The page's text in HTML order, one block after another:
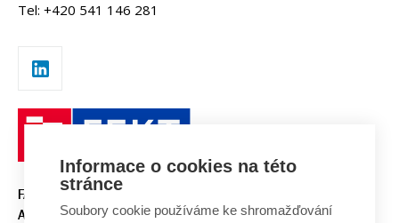
Tel: +420 541 146 281
FAKULTA ELEKTROTECHNIKY
A KOMUNIKAČNÍCH
Informace o cookies na této
stránce
Soubory cookie používáme ke shromažďování